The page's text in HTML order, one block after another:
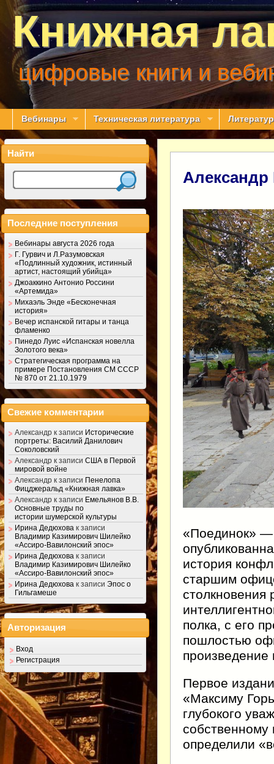
Книжная
цифровые книги и
Вебинары Техническая литература
Александр
«Поединок» —
история
старшим
столкновения
полка, с его
пошлостью
произведение
Первое
«Максиму
глубокого
собственному
определили
Найти
Последние поступления
Вебинары августа 2026 года
Г. Гурвич и Л.Разумовская
«Подлинный художник, истинный
артист, настоящий убийца»
Джоаккино Антонио Россини
«Артемида»
Михаэль Энде «Бесконечная
история»
Вечер испанской гитары и танца
фламенко
Пинедо Луис «Испанская новелла
Золотого века»
Стратегическая программа на
примере Постановления СМ СССР
№ 870 от 21.10.1979
Свежие комментарии
Александр к записи Исторические
портреты: Василий Данилович
Соколовский
Александр к записи США в Первой
мировой войне
Александр к записи Пенелопа
Фицджеральд «Книжная лавка»
Александр к записи Емельянов В.В.
Основные труды по
истории шумерской культуры
Ирина Дедюхова к записи
Владимир Казимирович Шилейко
«Ассиро-Вавилонский эпос»
Ирина Дедюхова к записи
Владимир Казимирович Шилейко
«Ассиро-Вавилонский эпос»
Ирина Дедюхова к записи Эпос о
Гильгамеше
Авторизация
Вход
Регистрация